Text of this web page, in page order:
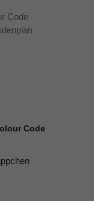
Code
Code